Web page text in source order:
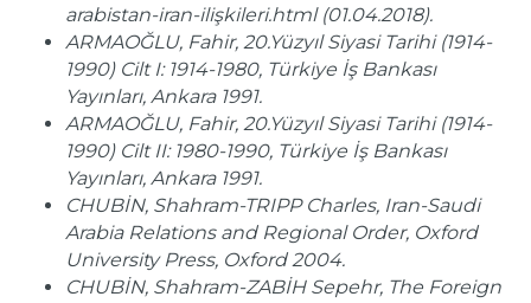
arabistan-iran-ilişkileri.html (01.04.2018).
ARMAOĞLU, Fahir, 20.Yüzyıl Siyasi Tarihi (1914-
1990) Cilt I: 1914-1980, Türkiye İş Bankası
Yayınları, Ankara 1991.
ARMAOĞLU, Fahir, 20.Yüzyıl Siyasi Tarihi (1914-
1990) Cilt II: 1980-1990, Türkiye İş Bankası
Yayınları, Ankara 1991.
CHUBİN, Shahram-TRIPP Charles, Iran-Saudi
Arabia Relations and Regional Order, Oxford
University Press, Oxford 2004.
CHUBİN, Shahram-ZABİH Sepehr, The Foreign